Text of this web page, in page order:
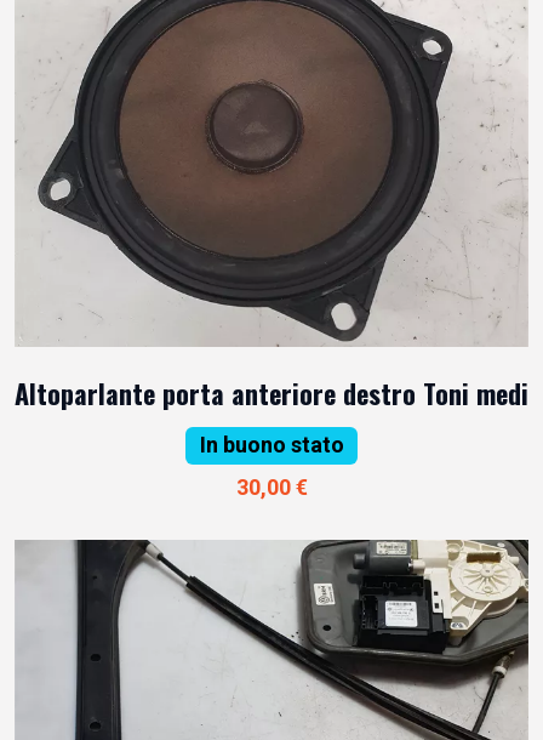
Altoparlante porta anteriore destro Toni medi
In buono stato
30,00 €